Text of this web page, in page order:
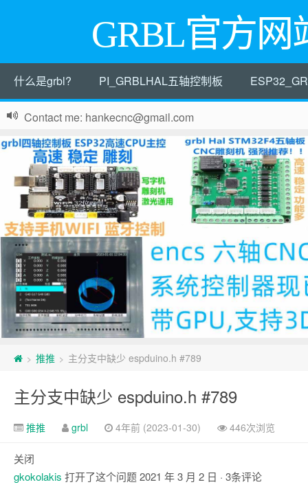
GRBL官方网
什么是grbl? PI_GRBLHAL五轴控制板
Contact me: hankecnc@gmail.com
> 推推 > 主分支中缺少 espduino.h #789
主分支中缺少 espduino.h #789
推推 grbl 4年前 (2023-01-30) 446次浏览
关闭
gkokolakis 打开了这个问题2021 年 3 月 2 日 · 3条评论